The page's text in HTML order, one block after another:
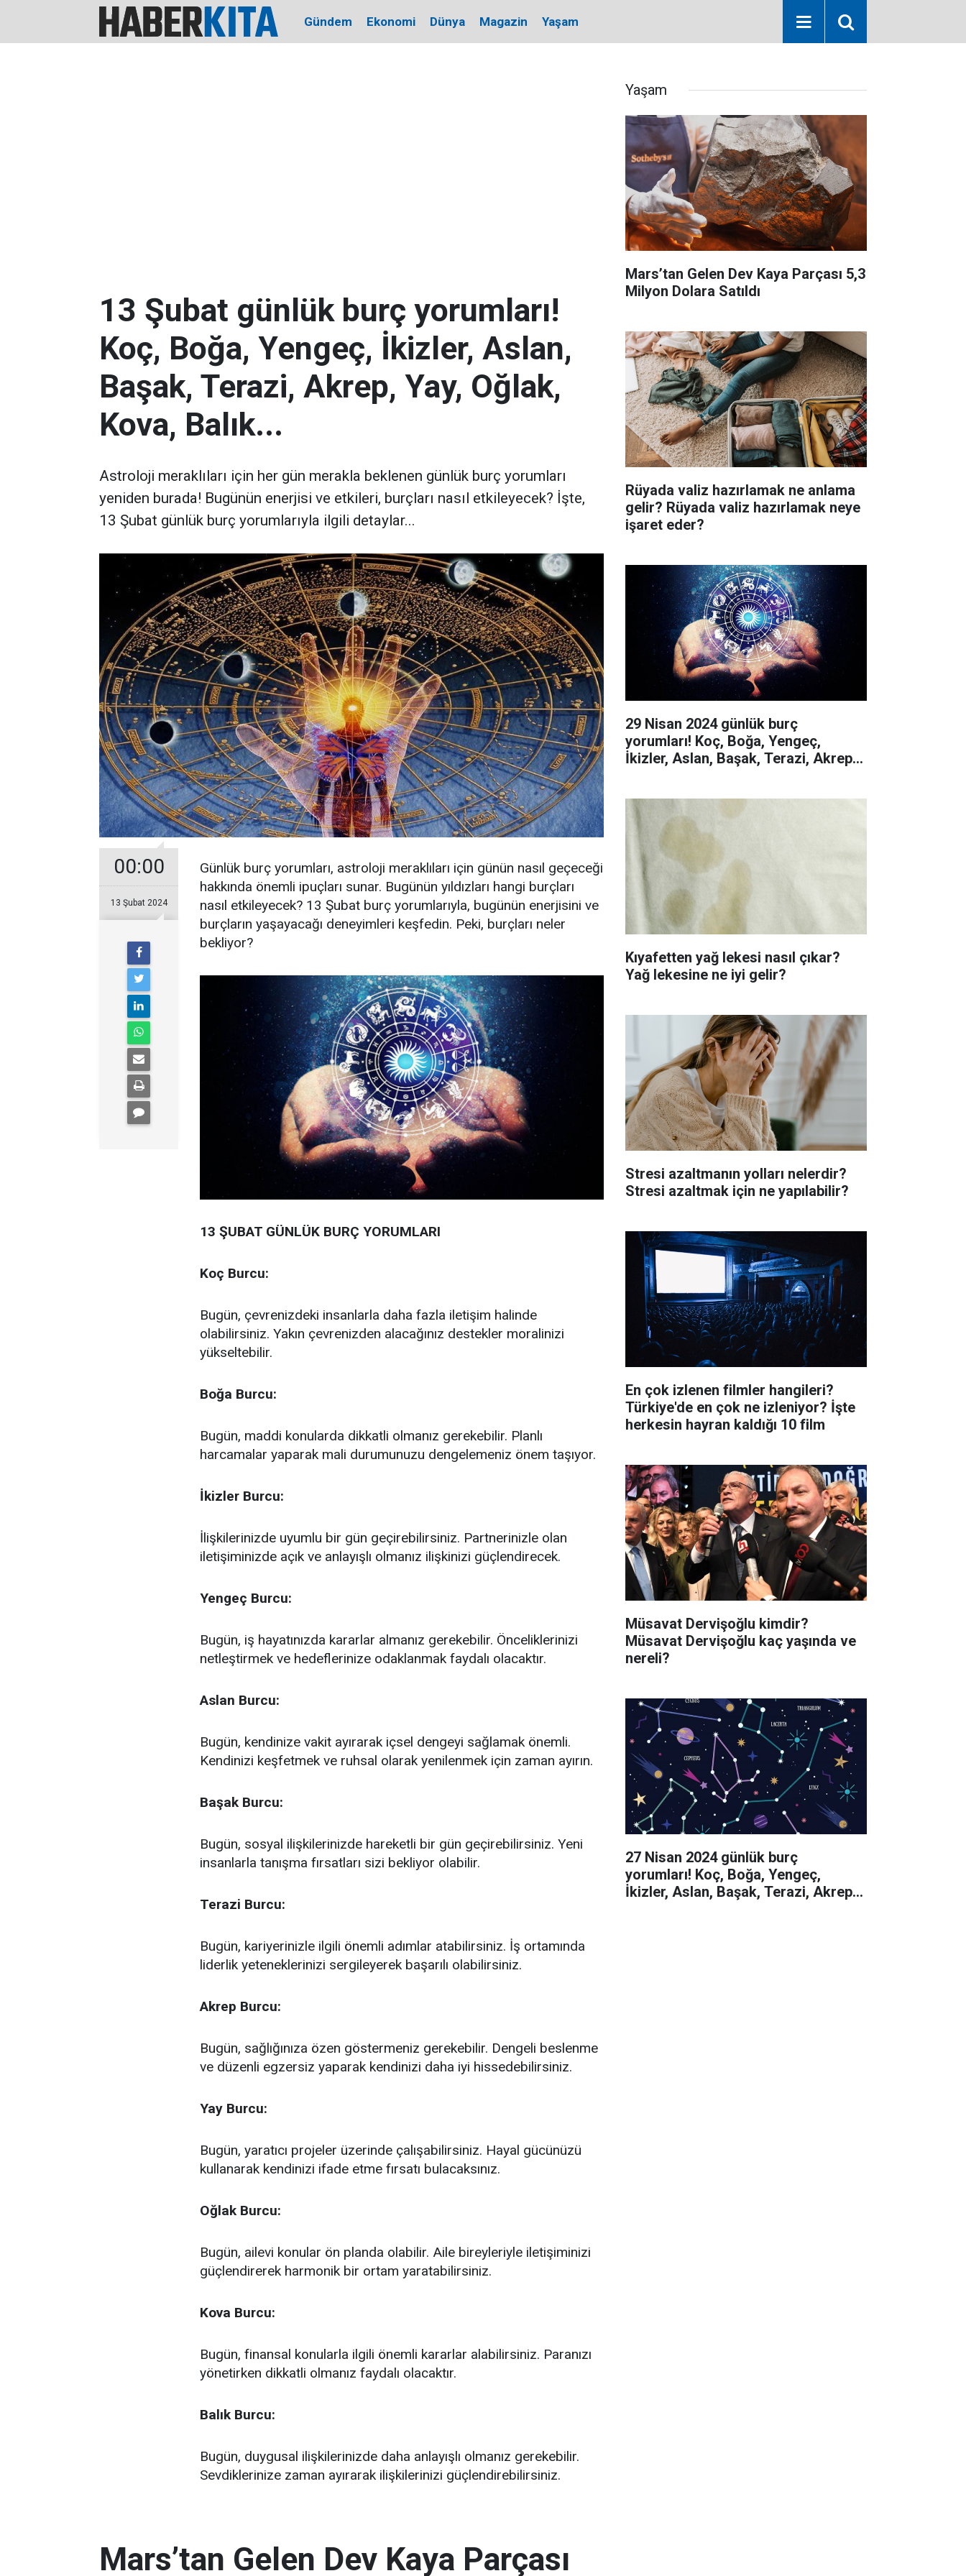
Gündem Ekonomi Dünya Magazin Yaşam
13 Şubat günlük burç yorumları!
Koç, Boğa, Yengeç, İkizler, Aslan,
Başak, Terazi, Akrep, Yay, Oğlak,
Kova, Balık...
Astroloji meraklıları için her gün merakla beklenen günlük burç yorumları
yeniden burada! Bugünün enerjisi ve etkileri, burçları nasıl etkileyecek? İşte,
13 Şubat günlük burç yorumlarıyla ilgili detaylar...
00:00
13 Şubat 2024
Günlük burç yorumları, astroloji meraklıları için günün nasıl geçeceği
hakkında önemli ipuçları sunar. Bugünün yıldızları hangi burçları
nasıl etkileyecek? 13 Şubat burç yorumlarıyla, bugünün enerjisini ve
burçların yaşayacağı deneyimleri keşfedin. Peki, burçları neler
bekliyor?
13 ŞUBAT GÜNLÜK BURÇ YORUMLARI
Koç Burcu:
Bugün, çevrenizdeki insanlarla daha fazla iletişim halinde
olabilirsiniz. Yakın çevrenizden alacağınız destekler moralinizi
yükseltebilir.
Boğa Burcu:
Bugün, maddi konularda dikkatli olmanız gerekebilir. Planlı
harcamalar yaparak mali durumunuzu dengelemeniz önem taşıyor.
İkizler Burcu:
İlişkilerinizde uyumlu bir gün geçirebilirsiniz. Partnerinizle olan
iletişiminizde açık ve anlayışlı olmanız ilişkinizi güçlendirecek.
Yengeç Burcu:
Bugün, iş hayatınızda kararlar almanız gerekebilir. Önceliklerinizi
netleştirmek ve hedeflerinize odaklanmak faydalı olacaktır.
Aslan Burcu:
Bugün, kendinize vakit ayırarak içsel dengeyi sağlamak önemli.
Kendinizi keşfetmek ve ruhsal olarak yenilenmek için zaman ayırın.
Başak Burcu:
Bugün, sosyal ilişkilerinizde hareketli bir gün geçirebilirsiniz. Yeni
insanlarla tanışma fırsatları sizi bekliyor olabilir.
Terazi Burcu:
Bugün, kariyerinizle ilgili önemli adımlar atabilirsiniz. İş ortamında
liderlik yeteneklerinizi sergileyerek başarılı olabilirsiniz.
Akrep Burcu:
Bugün, sağlığınıza özen göstermeniz gerekebilir. Dengeli beslenme
ve düzenli egzersiz yaparak kendinizi daha iyi hissedebilirsiniz.
Yay Burcu:
Bugün, yaratıcı projeler üzerinde çalışabilirsiniz. Hayal gücünüzü
kullanarak kendinizi ifade etme fırsatı bulacaksınız.
Oğlak Burcu:
Bugün, ailevi konular ön planda olabilir. Aile bireyleriyle iletişiminizi
güçlendirerek harmonik bir ortam yaratabilirsiniz.
Kova Burcu:
Bugün, finansal konularla ilgili önemli kararlar alabilirsiniz. Paranızı
yönetirken dikkatli olmanız faydalı olacaktır.
Balık Burcu:
Bugün, duygusal ilişkilerinizde daha anlayışlı olmanız gerekebilir.
Sevdiklerinize zaman ayırarak ilişkilerinizi güçlendirebilirsiniz.
Mars’tan Gelen Dev Kaya Parçası
Yaşam
Mars’tan Gelen Dev Kaya Parçası 5,3
Milyon Dolara Satıldı
Rüyada valiz hazırlamak ne anlama
gelir? Rüyada valiz hazırlamak neye
işaret eder?
29 Nisan 2024 günlük burç
yorumları! Koç, Boğa, Yengeç,
İkizler, Aslan, Başak, Terazi, Akrep,
Kıyafetten yağ lekesi nasıl çıkar?
Yağ lekesine ne iyi gelir?
Stresi azaltmanın yolları nelerdir?
Stresi azaltmak için ne yapılabilir?
En çok izlenen filmler hangileri?
Türkiye'de en çok ne izleniyor? İşte
herkesin hayran kaldığı 10 film
Müsavat Dervişoğlu kimdir?
Müsavat Dervişoğlu kaç yaşında ve
nereli?
27 Nisan 2024 günlük burç
yorumları! Koç, Boğa, Yengeç,
İkizler, Aslan, Başak, Terazi, Akrep,